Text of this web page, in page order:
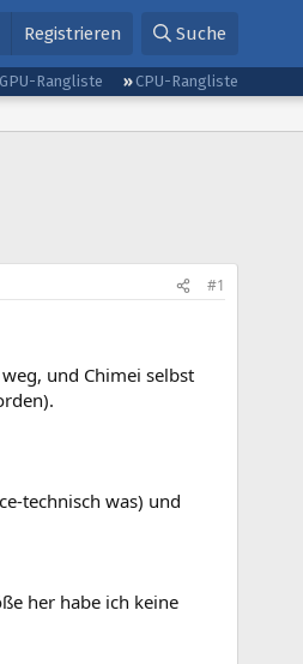
Registrieren Suche
GPU-Rangliste
CPU-Rangliste
#1
und Chimei selbst
technisch was) und
her habe ich keine